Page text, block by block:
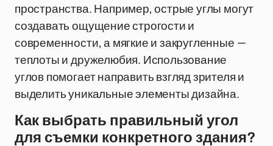
пространства. Например, острые углы могут
создавать ощущение строгости и
современности, а мягкие и закругленные —
теплоты и дружелюбия. Использование
углов помогает направить взгляд зрителя и
выделить уникальные элементы дизайна.
Как выбрать правильный угол
для съемки конкретного здания?